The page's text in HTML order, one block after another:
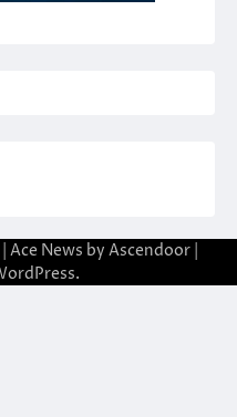
| Ace News by Ascendoor
.